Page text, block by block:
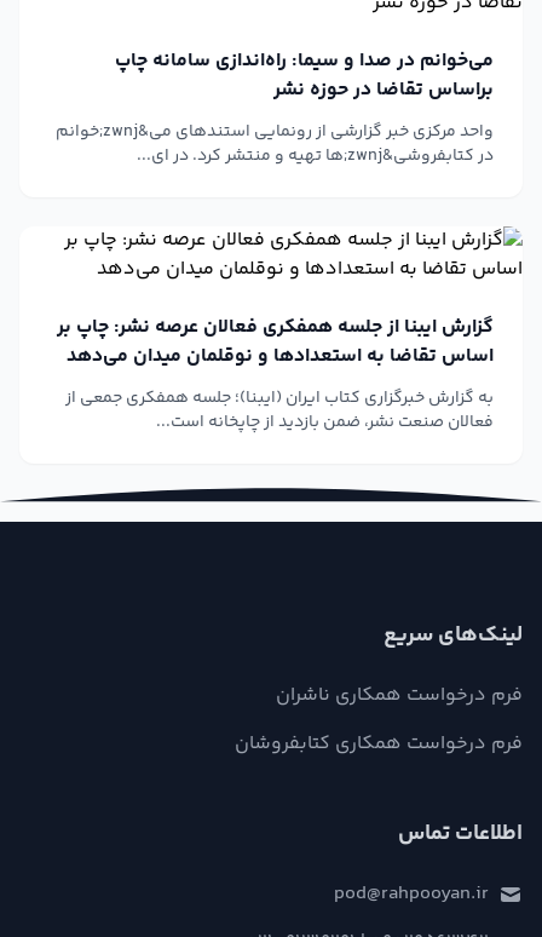
می‌خوانم در صدا و سیما: راه‌اندازی سامانه چاپ
براساس تقاضا در حوزه نشر
واحد مرکزی خبر گزارشی از رونمایی استندهای می&zwnj;خوانم
در کتابفروشی&zwnj;ها تهیه و منتشر کرد. در ای...
گزارش ایبنا از جلسه همفکری فعالان عرصه نشر: چاپ بر
اساس تقاضا به استعدادها و نوقلمان میدان می‌دهد
به گزارش خبرگزاری کتاب ایران (ایبنا)؛ جلسه همفکری جمعی از
فعالان صنعت نشر، ضمن بازدید از چاپخانه است...
لینک‌های سریع
فرم درخواست همکاری ناشران
فرم درخواست همکاری کتابفروشان
اطلاعات تماس
pod@rahpooyan.ir